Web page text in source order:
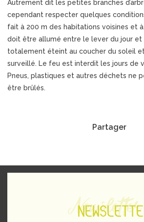
Autrement dit les petites branches
cependant respecter quelques
fait à 200 m des habitations voisines et
doit être allumé entre le lever du jour et
totalement éteint au coucher du soleil
surveillé. Le feu est interdit les jours de
Pneus, plastiques et autres déchets ne
être brûlés.
Partager
Newsletter